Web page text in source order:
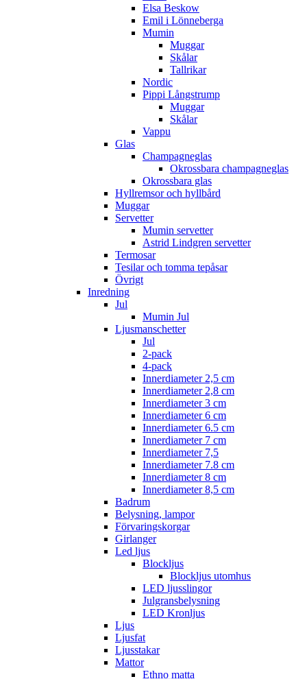
Elsa Beskow
Emil i Lönneberga
Mumin
Muggar
Skålar
Tallrikar
Nordic
Pippi Långstrump
Muggar
Skålar
Vappu
Glas
Champagneglas
Okrossbara champagneglas
Okrossbara glas
Hyllremsor och hyllbård
Muggar
Servetter
Mumin servetter
Astrid Lindgren servetter
Termosar
Tesilar och tomma tepåsar
Övrigt
Inredning
Jul
Mumin Jul
Ljusmanschetter
Jul
2-pack
4-pack
Innerdiameter 2,5 cm
Innerdiameter 2,8 cm
Innerdiameter 3 cm
Innerdiameter 6 cm
Innerdiameter 6.5 cm
Innerdiameter 7 cm
Innerdiameter 7,5
Innerdiameter 7.8 cm
Innerdiameter 8 cm
Innerdiameter 8,5 cm
Badrum
Belysning, lampor
Förvaringskorgar
Girlanger
Led ljus
Blockljus
Blockljus utomhus
LED ljusslingor
Julgransbelysning
LED Kronljus
Ljus
Ljusfat
Ljusstakar
Mattor
Ethno matta